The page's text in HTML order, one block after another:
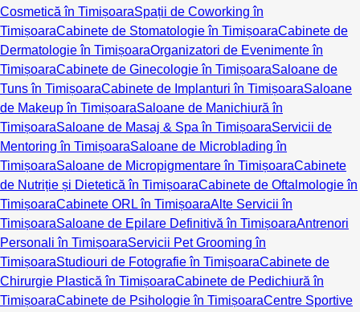
Cosmetică în TimișoaraSpații de Coworking în
TimișoaraCabinete de Stomatologie în TimișoaraCabinete de
Dermatologie în TimișoaraOrganizatori de Evenimente în
TimișoaraCabinete de Ginecologie în TimișoaraSaloane de
Tuns în TimișoaraCabinete de Implanturi în TimișoaraSaloane
de Makeup în TimișoaraSaloane de Manichiură în
TimișoaraSaloane de Masaj & Spa în TimișoaraServicii de
Mentoring în TimișoaraSaloane de Microblading în
TimișoaraSaloane de Micropigmentare în TimișoaraCabinete
de Nutriție și Dietetică în TimișoaraCabinete de Oftalmologie în
TimișoaraCabinete ORL în TimișoaraAlte Servicii în
TimișoaraSaloane de Epilare Definitivă în TimișoaraAntrenori
Personali în TimișoaraServicii Pet Grooming în
TimișoaraStudiouri de Fotografie în TimișoaraCabinete de
Chirurgie Plastică în TimișoaraCabinete de Pedichiură în
TimișoaraCabinete de Psihologie în TimișoaraCentre Sportive